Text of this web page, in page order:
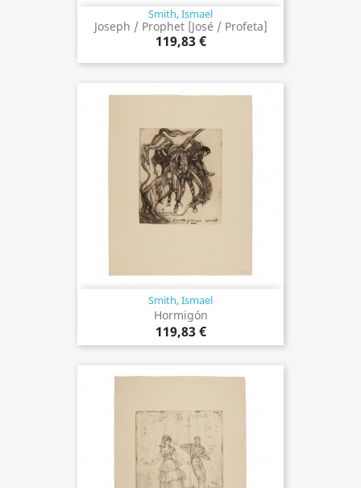
Smith, Ismael
Joseph / Prophet [José / Profeta]
119,83 €
Smith, Ismael
Hormigón
119,83 €